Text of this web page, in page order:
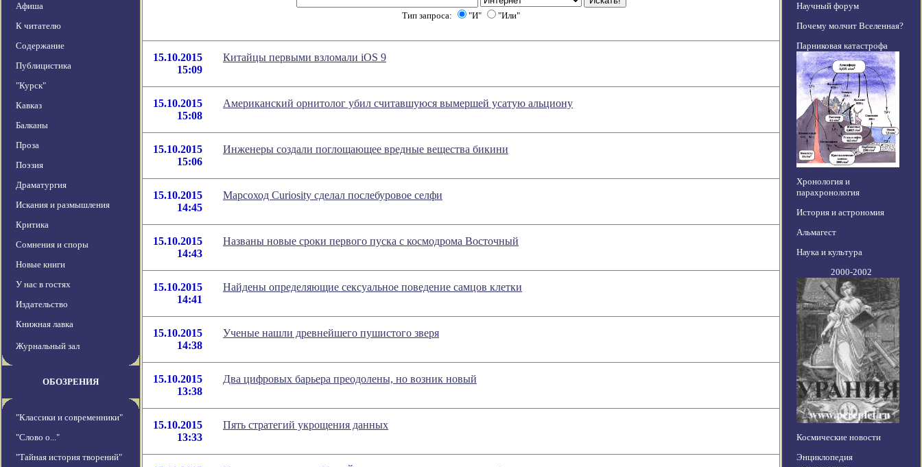
Афиша
К читателю
Содержание
Публицистика
"Курск"
Кавказ
Балканы
Проза
Поэзия
Драматургия
Искания и размышления
Критика
Сомнения и споры
Новые книги
У нас в гостях
Издательство
Книжная лавка
Журнальный зал
ОБОЗРЕНИЯ
"Классики и современники"
"Слово о..."
"Тайная история творений"
Тип запроса: "И" "Или"
15.10.2015
15:09
Китайцы первыми взломали iOS 9
15.10.2015
15:08
Американский орнитолог убил считавшуюся вымершей усатую альциону
15.10.2015
15:06
Инженеры создали поглощающее вредные вещества бикини
15.10.2015
14:45
Марсоход Curiosity сделал послебуровое селфи
15.10.2015
14:43
Названы новые сроки первого пуска с космодрома Восточный
15.10.2015
14:41
Найдены определяющие сексуальное поведение самцов клетки
15.10.2015
14:38
Ученые нашли древнейшего пушистого зверя
15.10.2015
13:38
Два цифровых барьера преодолены, но возник новый
15.10.2015
13:33
Пять стратегий укрощения данных
Научный форум
Почему молчит Вселенная?
Парниковая катастрофа
Хронология и
парахронология
История и астрономия
Альмагест
Наука и культура
2000-2002
Космические новости
Энциклопедия